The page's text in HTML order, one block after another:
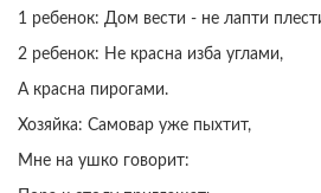
1 ребенок: Дом вести - не лапти
2 ребенок: Не красна изба углами,
А красна пирогами.
Хозяйка: Самовар уже пыхтит,
Мне на ушко говорит: